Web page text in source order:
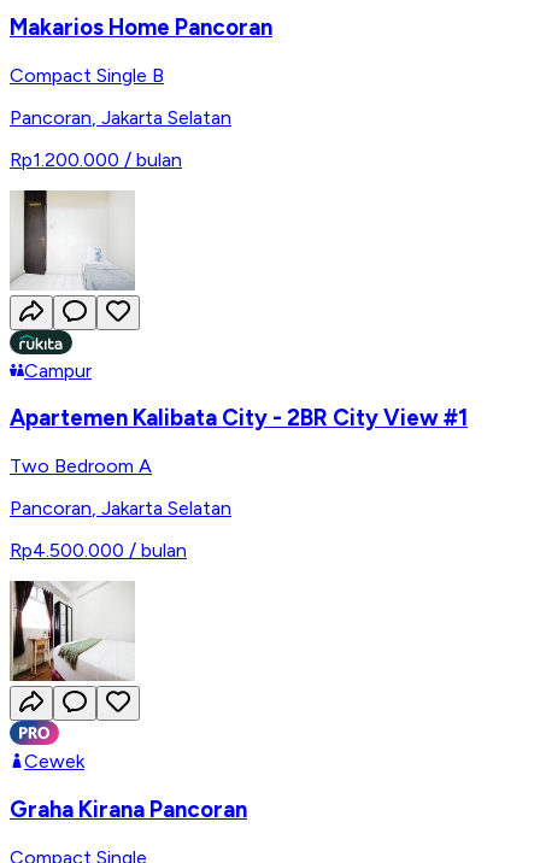
Makarios Home Pancoran
Compact Single B
Pancoran Jakarta Selatan
Rp1.200.000 / bulan
Campur
Apartemen Kalibata City - 2BR City View #1
Two Bedroom A
Pancoran, Jakarta Selatan
Rp4.500.000 / bulan
Cewek
Graha Kirana Pancoran
Compact Single